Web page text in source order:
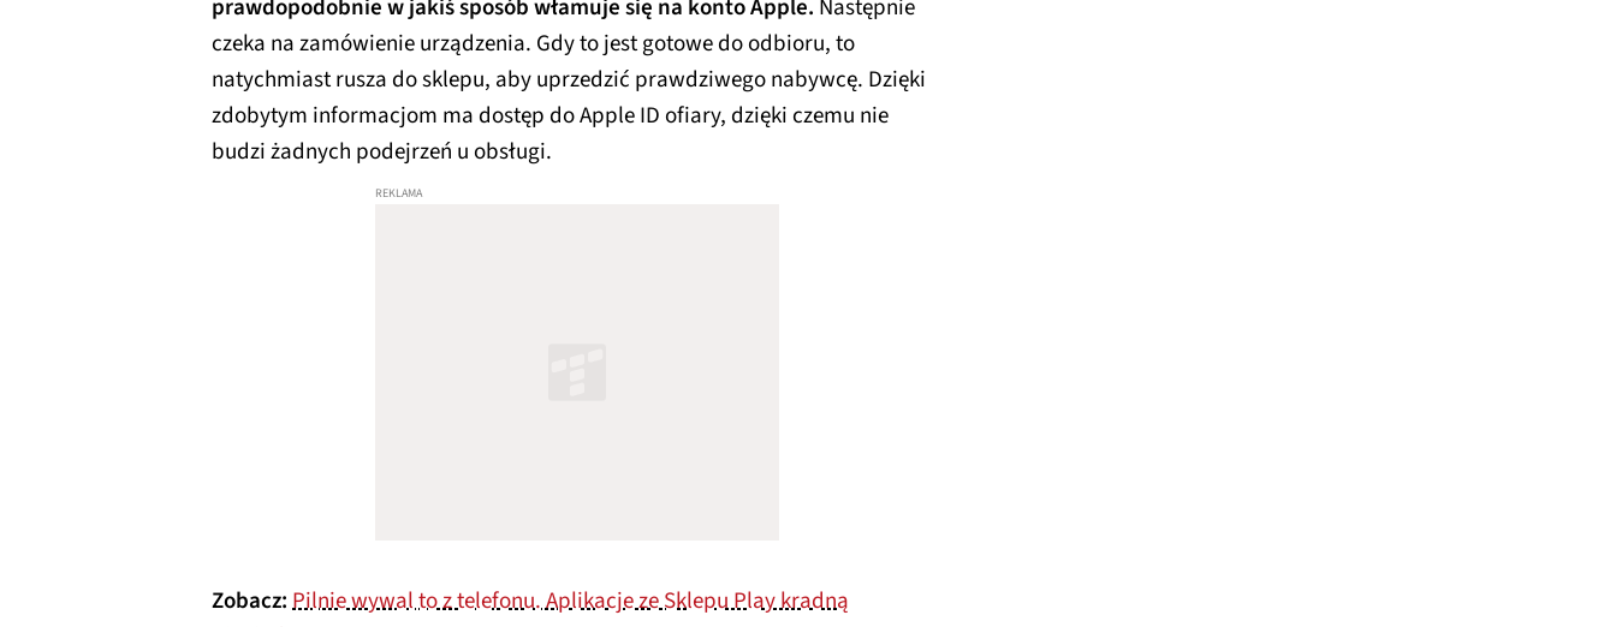
prawdopodobnie w jakiś sposób włamuje się na konto Apple. Następnie
czeka na zamówienie urządzenia. Gdy to jest gotowe do odbioru, to
natychmiast rusza do sklepu, aby uprzedzić prawdziwego nabywcę. Dzięki
zdobytym informacjom ma dostęp do Apple ID ofiary, dzięki czemu nie
budzi żadnych podejrzeń u obsługi.
Zobacz:Pilnie wywal to z telefonu. Aplikacje ze Sklepu Play kradną